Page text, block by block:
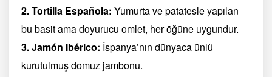
2. Tortilla Española: Yumurta ve patatesle yapılan
bu basit ama doyurucu omlet, her öğüne uygundur.
3. Jamón Ibérico: İspanya’nın dünyaca ünlü
kurutulmuş domuz jambonu.